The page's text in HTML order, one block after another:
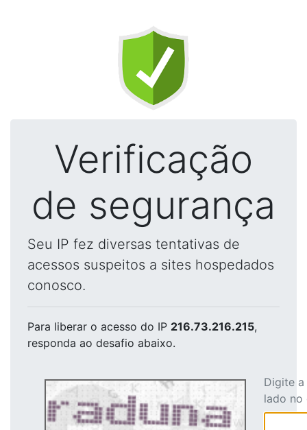
Verificação
de segurança
Seu IP fez diversas tentativas de
acessos suspeitos a sites hospedados
conosco.
Para liberar o acesso do IP 216.73.216.215,
responda ao desafio abaixo.
Digite
lado no